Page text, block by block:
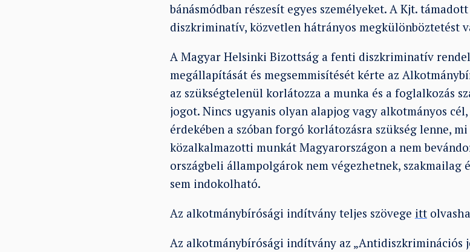
bánásmódban részesít egyes személyeket. A Kjt.
diszkriminatív, közvetlen hátrányos megkülönböztetést
A Magyar Helsinki Bizottság a fenti diszkriminatív
megállapítását és megsemmisítését kérte az
az szükségtelenül korlátozza a munka és a foglalkozás
jogot. Nincs ugyanis olyan alapjog vagy alkotmányos
érdekében a szóban forgó korlátozásra szükség lenne,
közalkalmazotti munkát Magyarországon a nem
országbeli állampolgárok nem végezhetnek, szakmailag
sem indokolható.
Az alkotmánybírósági indítvány teljes szövege itt
Az alkotmánybírósági indítvány az „Antidiszkriminációs